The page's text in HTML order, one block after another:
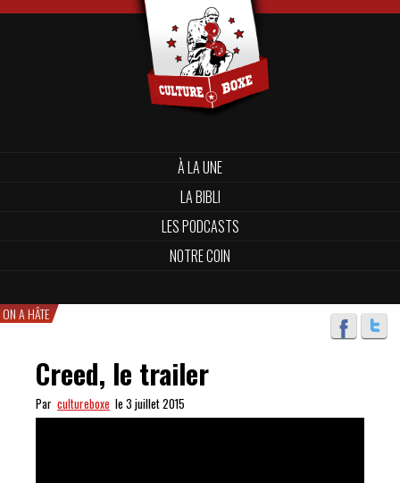
À LA UNE
LA BIBLI
LES PODCASTS
NOTRE COIN
ON A HÂTE
Creed, le trailer
Par cultureboxe le 3 juillet 2015